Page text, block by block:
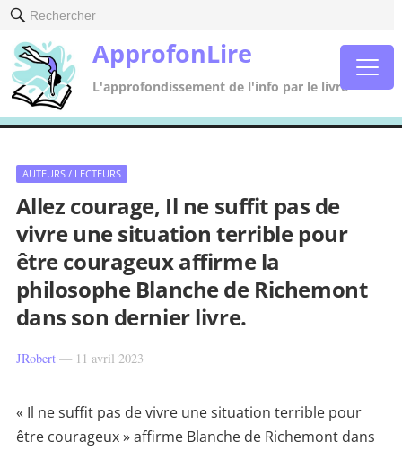
Rechercher
ApprofonLire
L'approfondissement de l'info par le livre
AUTEURS / LECTEURS
Allez courage, Il ne suffit pas de
vivre une situation terrible pour
être courageux affirme la
philosophe Blanche de Richemont
dans son dernier livre.
JRobert— 11 avril 2023
« Il ne suffit pas de vivre une situation terrible pour
être courageux » affirme Blanche de Richemont dans